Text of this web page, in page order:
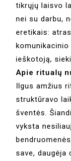
tikrųjų laisvo
nei su darbu,
eretikais:
ieškotoją,
Apie ritualų
Ilgus amžius
struktūravo
šventės.
vyksta
save, daugėja